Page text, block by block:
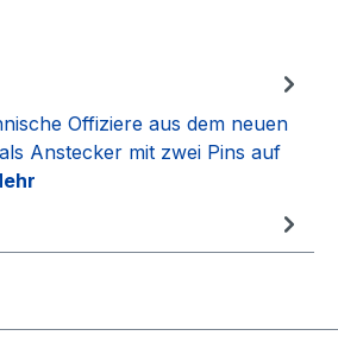
Offiziere aus dem neuen
Anstecker mit zwei Pins auf